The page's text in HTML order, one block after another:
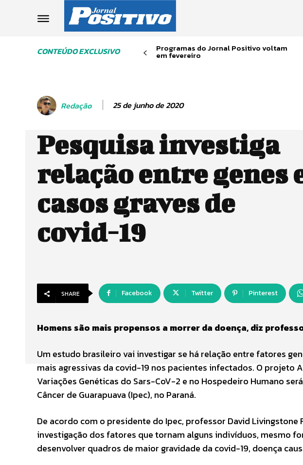
CONTEÚDO EXCLUSIVO Programas do Jornal Positivo voltam
em fevereiro
Redação 25 de junho de 2020
Pesquisa investiga
relação entre genes
casos graves de
covid-19
SHARE Facebook Twitter Pinterest
Homens são mais propensos a morrer da doença, diz
Um estudo brasileiro vai investigar se há relação entre fatores
mais agressivas da covid-19 nos pacientes infectados. O projeto
Variações Genéticas do Sars-CoV-2 e no Hospedeiro Humano
Câncer de Guarapuava (Ipec), no Paraná.
De acordo com o presidente do Ipec, professor David Livingstone
investigação dos fatores que tornam alguns indivíduos, mesmo
desenvolver quadros de maior gravidade da covid-19, doença